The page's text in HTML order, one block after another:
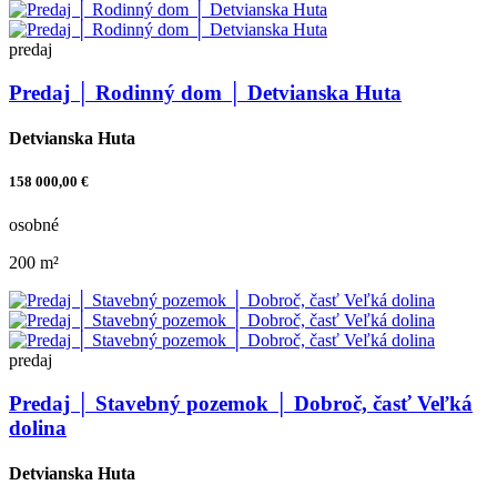
predaj
Predaj │ Rodinný dom │ Detvianska Huta
Detvianska Huta
158 000,00 €
osobné
200 m²
predaj
Predaj │ Stavebný pozemok │ Dobroč, časť Veľká
dolina
Detvianska Huta